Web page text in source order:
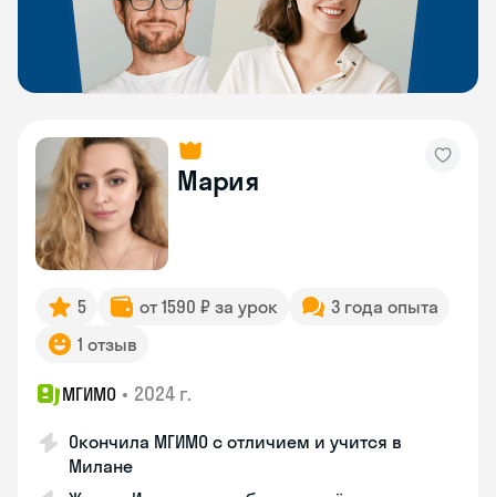
Мария
5 от 1590 ₽ за урок
3 года опыта
1 отзыв
МГИМО • 2024 г.
Окончила МГИМО с отличием и учится в
Милане